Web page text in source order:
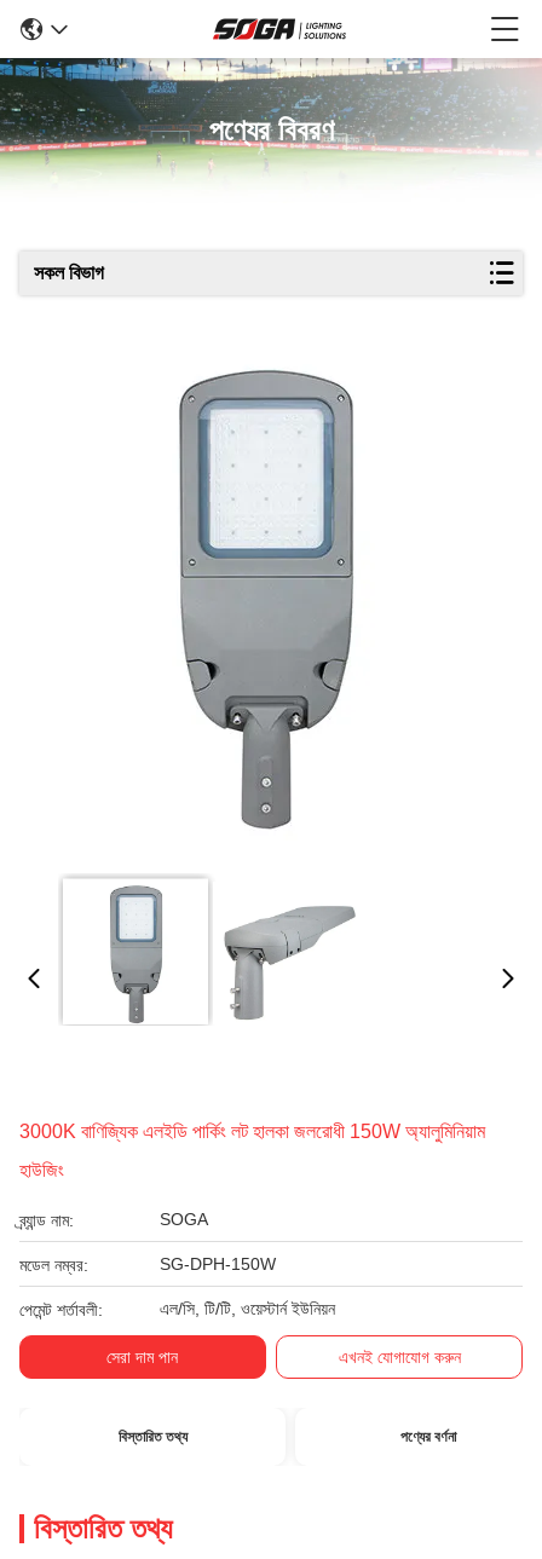
পণ্যের বিবরণ
সকল বিভাগ
3000K বাণিজ্যিক এলইডি পার্কিং লট হালকা জলরোধী 150W অ্যালুমিনিয়াম
হাউজিং
ব্র্যান্ড নাম: SOGA
মডেল নম্বর: SG-DPH-150W
পেমেন্ট শর্তাবলী: এল/সি, টি/টি, ওয়েস্টার্ন ইউনিয়ন
সেরা দাম পান এখনই যোগাযোগ করুন
বিস্তারিত তথ্য পণ্যের বর্ণনা
বিস্তারিত তথ্য